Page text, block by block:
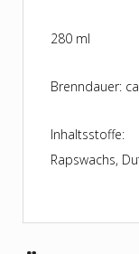
280 ml
Brenndauer:
Inhaltsstoffe:
Rapswachs,